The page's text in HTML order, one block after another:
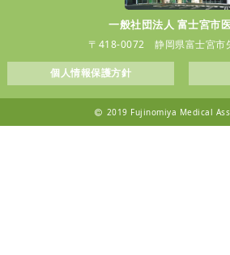
一般社団法人 富士宮市
〒418-0072 静岡県富士宮市
個人情報保護方針
2019 Fujinomiya Medical